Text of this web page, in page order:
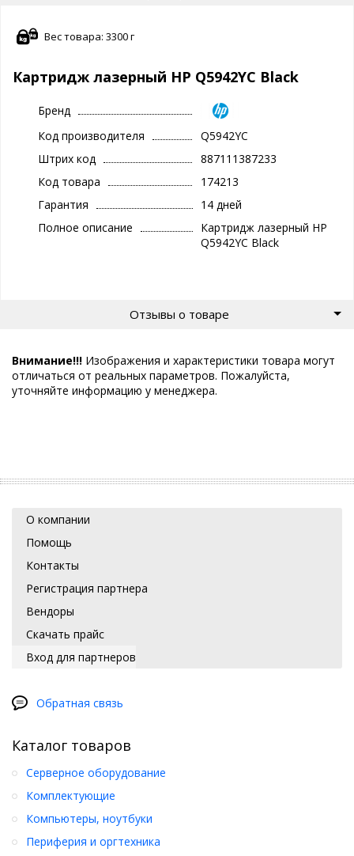
Вес товара: 3300 г
Картридж лазерный НP Q5942YC Black
Бренд
Код производителя
Q5942YC
Штрих код
887111387233
Код товара
174213
Гарантия
14 дней
Полное описание
Картридж лазерный НP
Q5942YC Black
Отзывы о товаре
Внимание!!! Изображения и характеристики товара могут
отличаться от реальных параметров. Пожалуйста,
уточняйте информацию у менеджера.
О компании
Помощь
Контакты
Регистрация партнера
Вендоры
Скачать прайс
Вход для партнеров
Обратная связь
Каталог товаров
Серверное оборудование
Комплектующие
Компьютеры, ноутбуки
Периферия и оргтехника